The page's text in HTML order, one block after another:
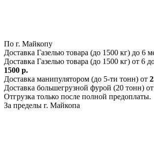
По г. Майкопу
Доставка Газелью товара (до 1500 кг) до 6
Доставка Газелью товара (до 1500 кг) от 6
1500 р.
Доставка манипулятором (до 5-ти тонн) от
Доставка большегрузной фурой (20 тонн) от
Отгрузка только после полной предоплаты.
За пределы г. Майкопа